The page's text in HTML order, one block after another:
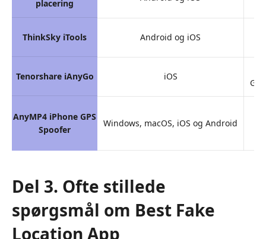
placering
ThinkSky iTools
Tenorshare iAnyGo
AnyMP4 iPhone GPS
Spoofer
Android og iOS
iOS
Windows, macOS, iOS og Android
Del 3. Ofte stillede
spørgsmål om Best Fake
Location App